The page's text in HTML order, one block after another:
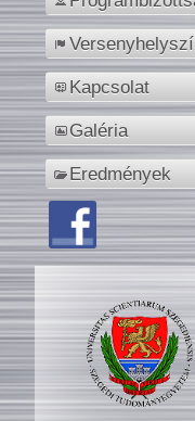
Kapcsolat
Galéria
Eredmények